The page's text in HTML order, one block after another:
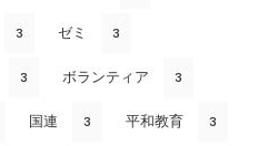
3 ゼミ 3
3 ボランティア 3
国連 3 平和教育 3